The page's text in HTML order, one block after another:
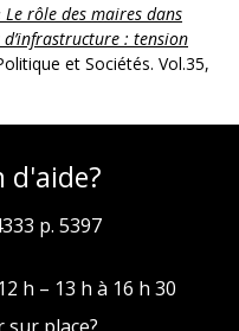
Le rôle des maires dans
: tension
et Sociétés. Vol.35,
d'aide?
p. 5397
h – 13 h à 16 h 30